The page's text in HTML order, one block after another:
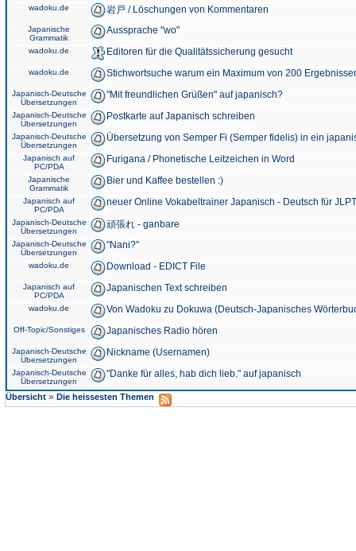
wadoku.de 岩戸 / Löschungen von Kommentaren
Japanische
Grammatik
Aussprache "wo"
wadoku.de Editoren für die Qualitätssicherung gesucht
wadoku.de Stichwortsuche warum ein Maximum von 200
Japanisch-Deutsche
Übersetzungen
"Mit freundlichen Grüßen" auf japanisch?
Japanisch-Deutsche
Übersetzungen
Postkarte auf Japanisch schreiben
Japanisch-Deutsche
Übersetzungen
Übersetzung von Semper Fi (Semper fidelis) in ein
Japanisch auf
PC/PDA
Furigana / Phonetische Leitzeichen in Word
Japanische
Grammatik
Bier und Kaffee bestellen :)
Japanisch auf
PC/PDA
neuer Online Vokabeltrainer Japanisch - Deutsch für
Japanisch-Deutsche
Übersetzungen
頑張れ - ganbare
Japanisch-Deutsche
Übersetzungen
"Nani?"
wadoku.de Download - EDICT File
Japanisch auf
PC/PDA
Japanischen Text schreiben
wadoku.de Von Wadoku zu Dokuwa (Deutsch-Japanisches
Off-Topic/Sonstiges Japanisches Radio hören
Japanisch-Deutsche
Übersetzungen
Nickname (Usernamen)
Japanisch-Deutsche
Übersetzungen
"Danke für alles, hab dich lieb." auf japanisch
Übersicht » Die heissesten Themen